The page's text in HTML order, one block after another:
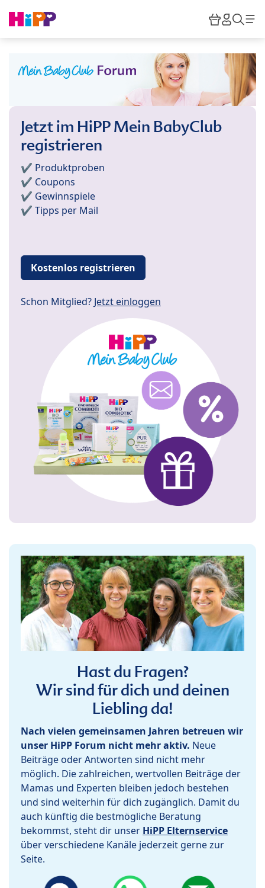
HiPP
Jetzt im HiPP Mein BabyClub
registrieren
✔️ Produktproben
✔️ Coupons
✔️ Gewinnspiele
✔️ Tipps per Mail
Kostenlos registrieren
Schon Mitglied? Jetzt einloggen
Hast du Fragen?
Wir sind für dich und deinen
Liebling da!
Nach vielen gemeinsamen Jahren betreuen wir
unser HiPP Forum nicht mehr aktiv. Neue
Beiträge oder Antworten sind nicht mehr
möglich. Die zahlreichen, wertvollen Beiträge der
Mamas und Experten bleiben jedoch bestehen
und sind weiterhin für dich zugänglich. Damit du
auch künftig die bestmögliche Beratung
bekommst, steht dir unser HiPP Elternservice
über verschiedene Kanäle jederzeit gerne zur
Seite.